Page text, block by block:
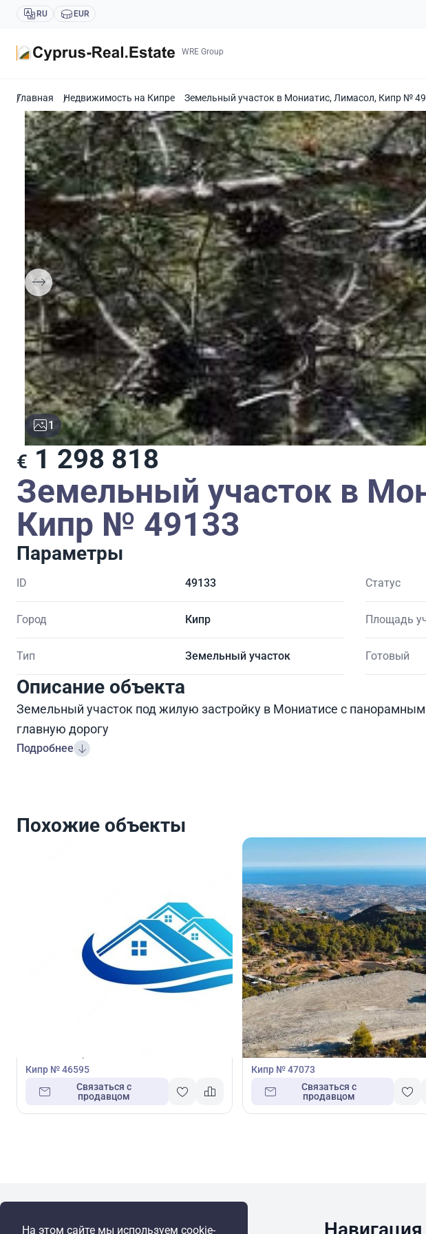
RU EUR
WRE Group
Главная Недвижимость на Кипре Земельный участок в Мониатис, Лимасол, Кипр №
1
€ 1 298 818
Земельный участок в
Кипр № 49133
Параметры
ID 49133
Город Кипр
Тип Земельный участок
Статус
Площадь
Готовый
Описание объекта
Земельный участок под жилую застройку в Мониатисе с
главную дорогу
Подробнее
Похожие объекты
Кипр № 46595
Связаться с
продавцом
€1 270 000
Земельный участок
Земельный участок в Келлаки,
Кипр № 47073
Связаться с
продавцом
На этом сайте мы используем cookie-